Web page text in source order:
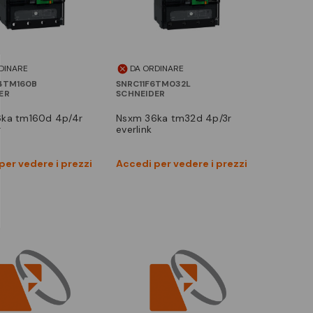
vedere i prezzi
Confronta
DA ORDINARE
SNRC11F6TM032L
SCHNEIDER
nsxm 36ka tm32d 4p/3r
everlink
Accedi per vedere i prezzi
Vedi prodotto
Confronta